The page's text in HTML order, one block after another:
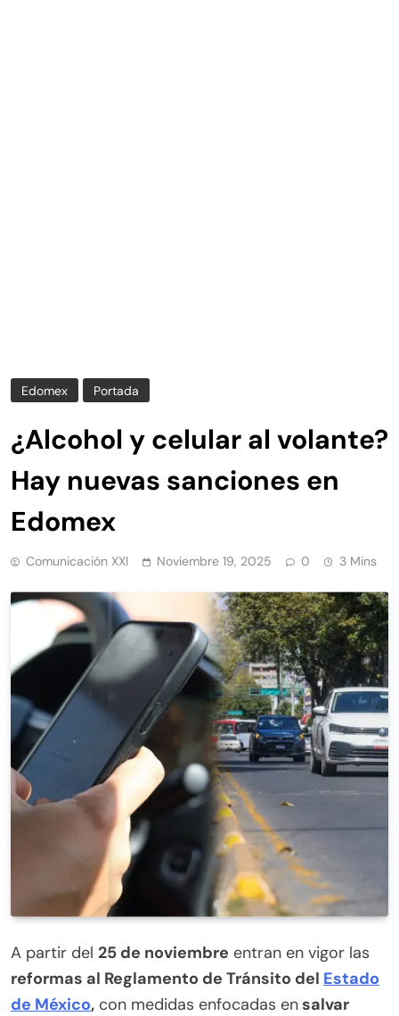
Edomex Portada
¿Alcohol y celular al volante?
Hay nuevas sanciones en
Edomex
Comunicación XXI Noviembre 19, 2025 0 3 Mins
A partir del 25 de noviembre entran en vigor las
reformas al Reglamento de Tránsito del Estado
de México, con medidas enfocadas ensalvar